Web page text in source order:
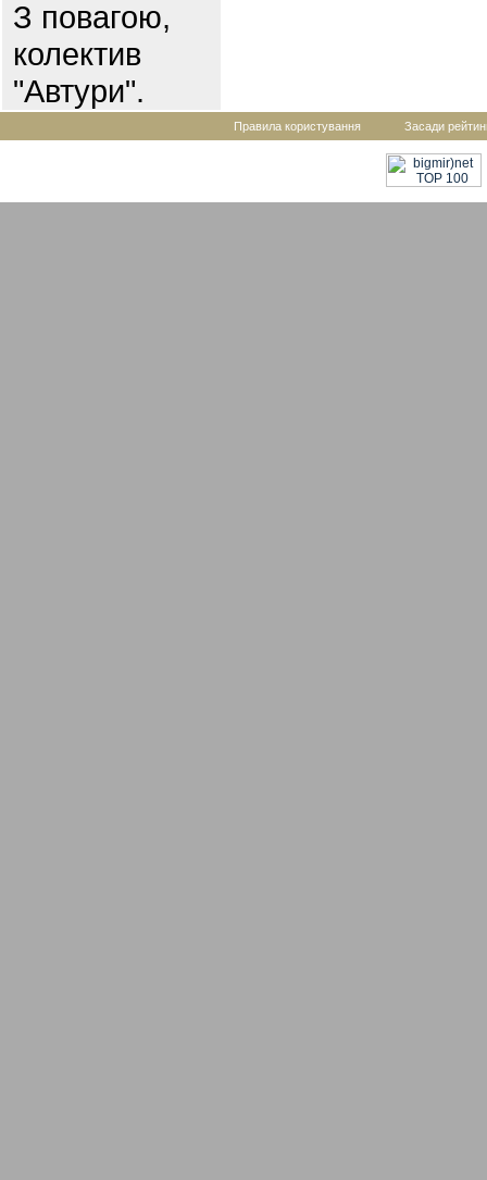
З повагою,
колектив
"Автури".
Правила користування Засади